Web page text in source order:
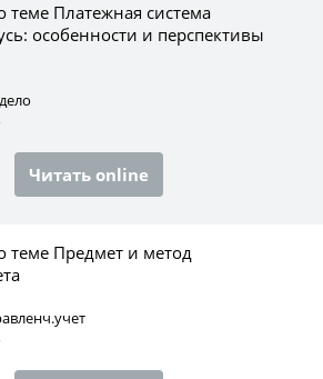
теме Платежная система
особенности и перспективы
Читать online
теме Предмет и метод